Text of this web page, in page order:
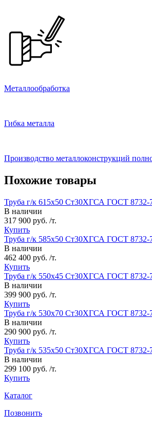
Металлообработка
Гибка металла
Производство металлоконструкций
Похожие товары
Труба г/к 615х50 Ст30ХГСА ГОСТ 8732-
В наличии
317 900 руб. /т.
Купить
Труба г/к 585х50 Ст30ХГСА ГОСТ 8732-
В наличии
462 400 руб. /т.
Купить
Труба г/к 550х45 Ст30ХГСА ГОСТ 8732-
В наличии
399 900 руб. /т.
Купить
Труба г/к 530х70 Ст30ХГСА ГОСТ 8732-
В наличии
290 900 руб. /т.
Купить
Труба г/к 535х50 Ст30ХГСА ГОСТ 8732-
В наличии
299 100 руб. /т.
Купить
Каталог
Позвонить